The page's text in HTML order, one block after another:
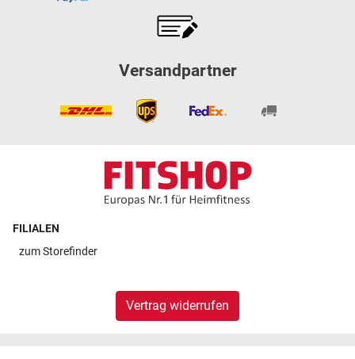
Versandpartner
FILIALEN
zumStorefinder
Vertrag widerrufen